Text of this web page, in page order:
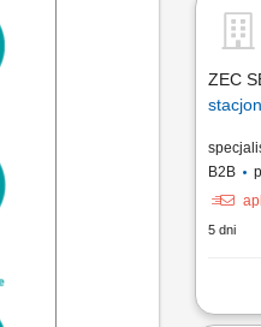
ZEC
B2B
5 dni
Nadzór